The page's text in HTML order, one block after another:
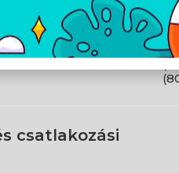
csatlakozási